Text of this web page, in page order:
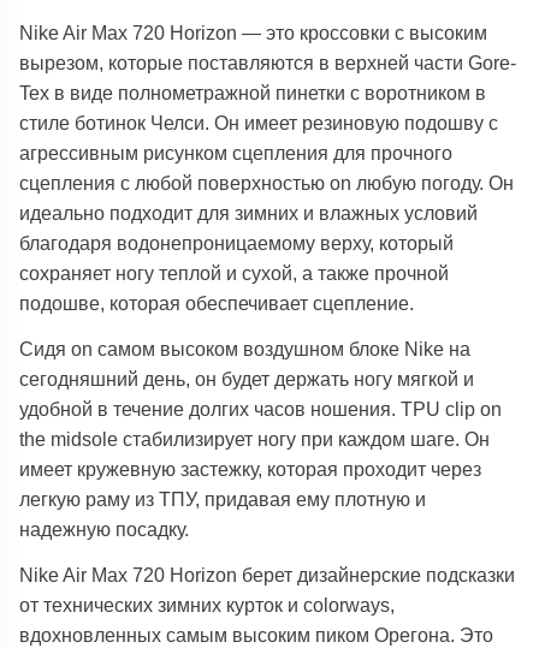
Nike Air Max 720 Horizon — это кроссовки с высоким
вырезом, которые поставляются в верхней части Gore-
Tex в виде полнометражной пинетки с воротником в
стиле ботинок Челси. Он имеет резиновую подошву с
агрессивным рисунком сцепления для прочного
сцепления с любой поверхностью on любую погоду. Он
идеально подходит для зимних и влажных условий
благодаря водонепроницаемому верху, который
сохраняет ногу теплой и сухой, а также прочной
подошве, которая обеспечивает сцепление.
Сидя on самом высоком воздушном блоке Nike на
сегодняшний день, он будет держать ногу мягкой и
удобной в течение долгих часов ношения. TPU clip on
the midsole стабилизирует ногу при каждом шаге. Он
имеет кружевную застежку, которая проходит через
легкую раму из ТПУ, придавая ему плотную и
надежную посадку.
Nike Air Max 720 Horizon берет дизайнерские подсказки
от технических зимних курток и colorways,
вдохновленных самым высоким пиком Орегона. Это